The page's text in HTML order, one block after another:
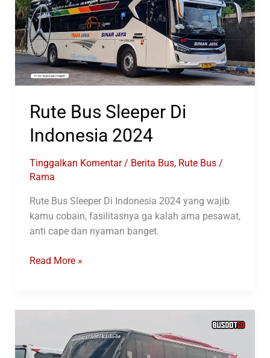
Logo
dan
Stiker
Model
Sasis
Bus
Rute Bus Sleeper Di
Indonesia 2024
Tinggalkan Komentar / Berita Bus, Rute Bus/
Rama
Rute Bus Sleeper Di Indonesia 2024 yang wajib
kamu cobain, fasilitasnya ga kalah ama pesawat,
anti cape dan nyaman banget.
Rute
Read More »